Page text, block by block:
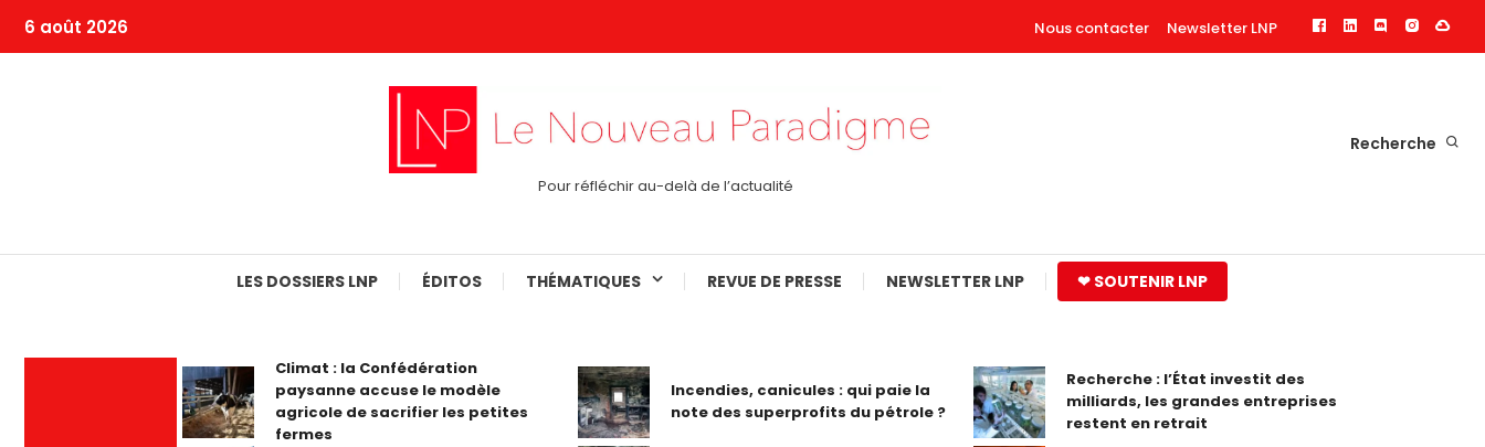
6 août 2026 Nous contacter Newsletter LNP
Pour réfléchir au-delà de l’actualité
Recherche
LES DOSSIERS LNP ÉDITOS THÉMATIQUES REVUE DE PRESSE NEWSLETTER LNP ❤ SOUTENIR LNP
Climat : la Confédération
paysanne accuse le modèle
agricole de sacrifier les petites
fermes
Incendies, canicules : qui paie la
note des superprofits du pétrole ?
Recherche : l’État investit des
milliards, les grandes entreprises
restent en retrait